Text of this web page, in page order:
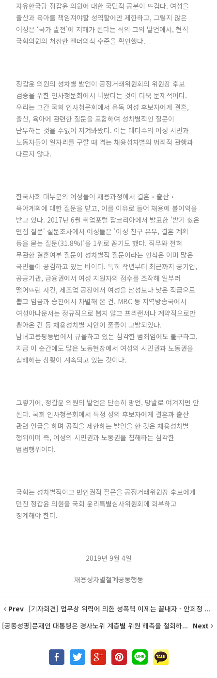
자유한국당 정갑윤 의원에 대한 국민적 공분이 뜨겁다. 여성을
출산과 육아를 책임져야할 성역할에만 제한하고, 그렇지 않은
여성은 ‘국가 발전’에 저해가 된다는 식의 그의 발언에서, 현직
국회의원의 처참한 젠더의식 수준을 확인했다.
정갑윤 의원의 성차별 발언이 공정거래위원회의 위원장 후보
검증을 위한 인사청문회에서 나왔다는 것이 더욱 문제적이다.
우리는 그간 국회 인사청문회에서 유독 여성 후보자에게 결혼,
출산, 육아에 관련한 질문을 포함하여 성차별적인 질문이
난무하는 것을 수없이 지켜봐왔다. 이는 대다수의 여성 시민과
노동자들이 일자리를 구할 때 겪는 채용성차별의 범죄적 관행과
다르지 않다.
한국사회 대부분의 여성들이 채용과정에서 결혼‧출산‧
육아계획에 대한 질문을 받고, 이를 이유로 들어 채용에 불이익을
받고 있다. 2017년 6월 취업포털 잡코리아에서 발표한 '받기 싫은
면접 질문' 설문조사에서 여성들은 '이성 친구 유무, 결혼 계획
등을 묻는 질문(31.8%)’을 1위로 꼽기도 했다. 직무와 전혀
무관한 결혼여부 질문이 성차별적 질문이라는 인식은 이미 많은
국민들이 공감하고 있는 바이다. 특히 작년부터 최근까지 공기업,
공공기관, 금융권에서 여성 지원자의 점수를 조작해 일부러
떨어뜨린 사건, 제조업 공장에서 여성을 남성보다 낮은 직급으로
뽑고 임금과 승진에서 차별해 온 건, MBC 등 지역방송국에서
여성아나운서는 정규직으로 뽑지 않고 프리랜서나 계약직으로만
뽑아온 건 등 채용성차별 사안이 줄줄이 고발되었다.
남녀고용평등법에서 규율하고 있는 심각한 범죄임에도 불구하고,
지금 이 순간에도 많은 노동현장에서 여성의 시민권과 노동권을
침해하는 상황이 계속되고 있는 것이다.
그렇기에, 정갑윤 의원의 발언은 단순히 망언, 망발로 여겨지면 안
된다. 국회 인사청문회에서 특정 성의 후보자에게 결혼과 출산
관련 언급을 하며 공직을 제한하는 발언을 한 것은 채용성차별
행위이며 즉, 여성의 시민권과 노동권을 침해하는 심각한
범법행위이다.
국회는 성차별적이고 반인권적 질문을 공정거래위원장 후보에게
던진 정갑윤 의원을 국회 윤리특별심사위원회에 회부하고
징계해야 한다.
2019년 9월 4일
채용성차별철폐공동행동
Prev [기자회견] 업무상 위력에 의한 성폭력 이제는 끝내자 - 안희정 ...
[공동성명]문재인 대통령은 경사노위 계층별 위원 해촉을 철회하... Next